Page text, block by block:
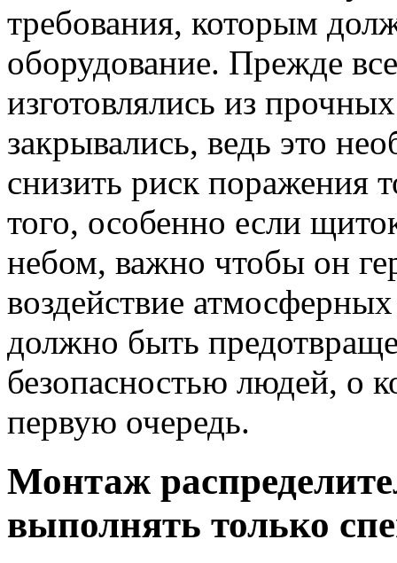
требования, которым
оборудование. Прежде
изготовлялись из
закрывались, ведь это
снизить риск
того, особенно если
небом, важно чтобы он
воздействие
должно быть
безопасностью людей, о
первую очередь.
Монтаж
выполнять только